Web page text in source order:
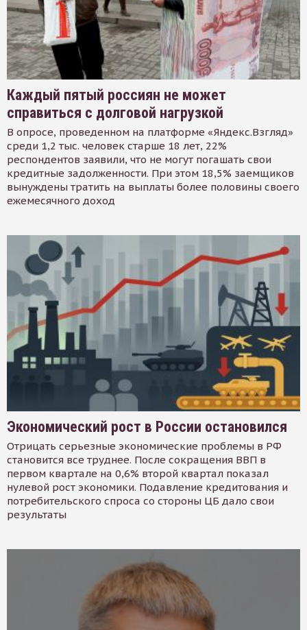
Каждый пятый россиян не может
справиться с долговой нагрузкой
В опросе, проведенном на платформе «Яндекс.Взгляд»
среди 1,2 тыс. человек старше 18 лет, 22%
респондентов заявили, что не могут погашать свои
кредитные задолженности. При этом 18,5% заемщиков
вынуждены тратить на выплаты более половины своего
ежемесячного доход
Экономический рост в России остановился
Отрицать серьезные экономические проблемы в РФ
становится все труднее. После сокращения ВВП в
первом квартале на 0,6% второй квартал показал
нулевой рост экономики. Подавление кредитования и
потребительского спроса со стороны ЦБ дало свои
результаты